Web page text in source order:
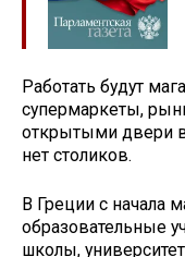
Работать будут
супермаркеты,
открытыми двери
нет столиков.
В Греции с начала
образовательные
школы,